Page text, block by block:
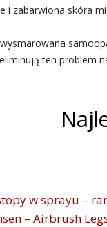
i zabarwiona skóra
ten problem
w sprayu –
– Airbrush